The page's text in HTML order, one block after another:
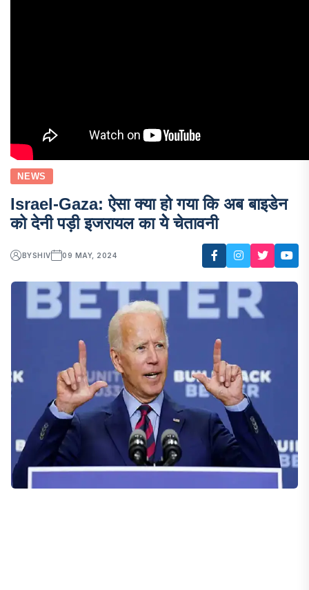
NEWS
Israel-Gaza: ऐसा क्या हो गया कि अब बाइडेन
को देनी पड़ी इजरायल का येे चेतावनी
BYSHIV 09 MAY, 2024